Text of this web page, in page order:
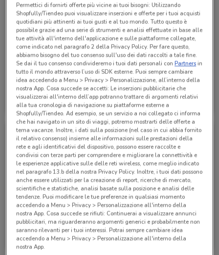
Eden Viaggi
Scade il 30/04 530 m
Eden Viaggi
Scade il 30/04
Eden Viaggi
Scade il 30/04 530 m
Eden Viaggi
Scade il 31/10
Permettici di fornirti offerte più vicine ai tuoi bisogni: Utilizzando
Shopfully/Tiendeo puoi visualizzare inserzioni e offerte per i tuoi acquisti
quotidiani più attinenti ai tuoi gusti e al tuo mondo. Tutto questo è
possibile grazie ad una serie di strumenti e analisi effettuate in base alle
tue attività all'interno dell'applicazione e sulle piattaforme collegate,
come indicato nel paragrafo 2 della Privacy Policy. Per fare questo,
abbiamo bisogno del tuo consenso sull'uso dei dati raccolti a tale fine.
Se dai il tuo consenso condivideremo i tuoi dati personali conPartnersin
tutto il mondo attraverso l’uso di SDK esterne. Puoi sempre cambiare
idea accedendo a Menu > Privacy > Personalizzazione, all’interno della
nostra App. Cosa succede se accetti: Le inserzioni pubblicitarie che
visualizzerai all'interno dell’app potranno trattare di argomenti relativi
alla tua cronologia di navigazione su piattaforme esterne a
Shopfully/Tiendeo. Ad esempio, se un servizio a noi collegato ci informa
che hai navigato in un sito di viaggi, potremo mostrarti delle offerte a
tema vacanze. Inoltre, i dati sulla posizione (nel caso in cui abbia fornito
il relativo consenso) insieme alle informazioni sulle prestazioni della
rete e agli identificativi del dispositivo, possono essere raccolte e
condivisi con terze parti per comprendere e migliorare la connettività e
le esperienze applicative sulle delle reti wireless, come meglio indicato
nel paragrafo 13.b della nostra Privacy Policy. Inoltre, i tuoi dati possono
anche essere utilizzati per la creazione di report, ricerche di mercato,
scientifiche e statistiche, analisi basate sulla posizione e analisi delle
tendenze. Puoi modificare le tue preferenze in qualsiasi momento
accedendo a Menu > Privacy > Personalizzazione all'interno della
nostra App. Cosa succede se rifiuti: Continuerai a visualizzare annunci
pubblicitari, ma riguarderanno argomenti generici e probabilmente non
saranno rilevanti per i tuoi interessi. Potrai sempre cambiare idea
accedendo a Menu > Privacy > Personalizzazione all'interno della
nostra App.